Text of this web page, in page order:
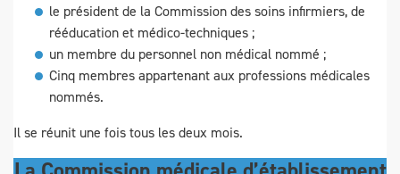
le président de la Commission des soins infirmiers, de
rééducation et médico-techniques ;
un membre du personnel non médical nommé ;
Cinq membres appartenant aux professions médicales
nommés.
Il se réunit une fois tous les deux mois.